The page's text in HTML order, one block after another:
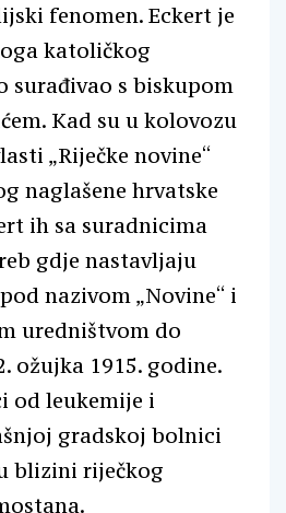
fenomen. Eckert je
katoličkog
surađivao s biskupom
Kad su u kolovozu
„Riječke novine“
naglašene hrvatske
ih sa suradnicima
gdje nastavljaju
nazivom „Novine“ i
uredništvom do
ožujka 1915. godine.
od leukemije i
gradskoj bolnici
blizini riječkog